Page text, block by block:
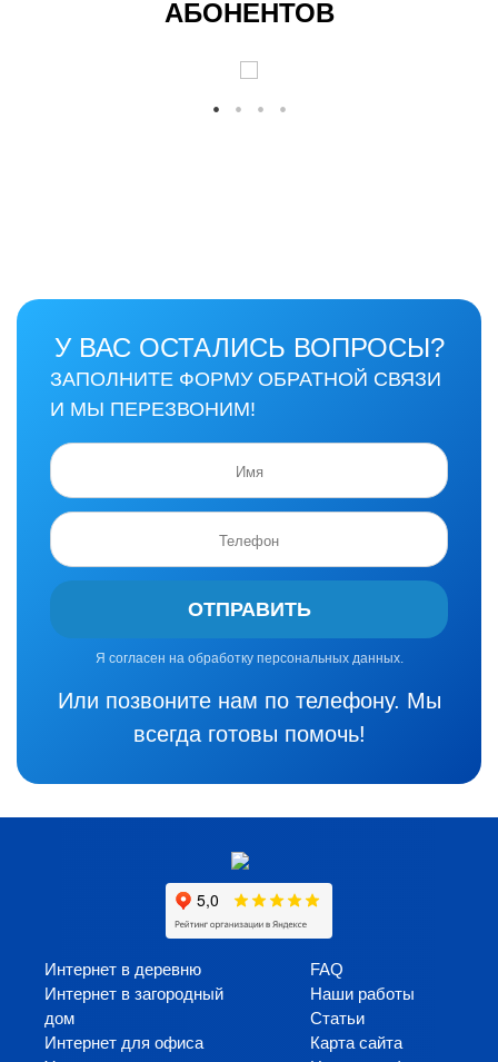
АБОНЕНТОВ
У ВАС ОСТАЛИСЬ ВОПРОСЫ?
ЗАПОЛНИТЕ ФОРМУ ОБРАТНОЙ СВЯЗИ
И МЫ ПЕРЕЗВОНИМ!
ОТПРАВИТЬ
Я согласен на обработку персональных данных.
Или позвоните нам по телефону. Мы
всегда готовы помочь!
Интернет в деревню
Интернет в загородный
дом
Интернет для офиса
FAQ
Наши работы
Статьи
Карта сайта